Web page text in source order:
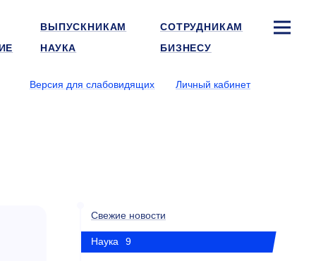
ВЫПУСКНИКАМ
СОТРУДНИКАМ
НАУКА БИЗНЕСУ
Версия для слабовидящих Личный кабинет
Свежие новости
Наука 9